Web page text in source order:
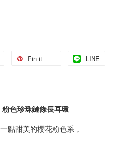
Pin it LINE
色珍珠鏈條長耳環
點甜美的櫻花粉色系，